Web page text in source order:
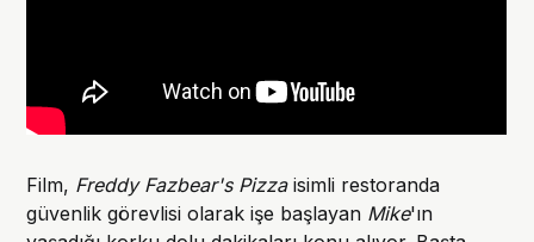
Film, Freddy Fazbear's Pizzaisimli restoranda
güvenlik görevlisi olarak işe başlayan Mike'ın